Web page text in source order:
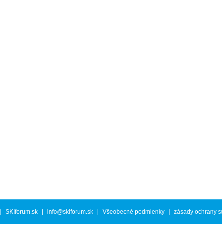
SKIforum.sk info@skiforum.sk Všeobecné podmienky zásady ochrany